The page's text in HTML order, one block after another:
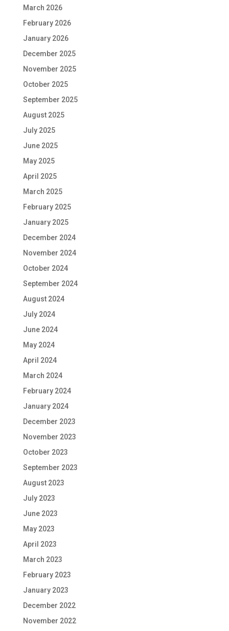
March 2026
February 2026
January 2026
December 2025
November 2025
October 2025
September 2025
August 2025
July 2025
June 2025
May 2025
April 2025
March 2025
February 2025
January 2025
December 2024
November 2024
October 2024
September 2024
August 2024
July 2024
June 2024
May 2024
April 2024
March 2024
February 2024
January 2024
December 2023
November 2023
October 2023
September 2023
August 2023
July 2023
June 2023
May 2023
April 2023
March 2023
February 2023
January 2023
December 2022
November 2022